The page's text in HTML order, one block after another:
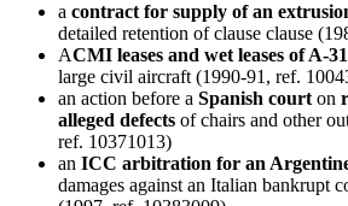
a contract for supply of an
detailed retention of clause clause
ACMI leases and wet leases of A-
large civil aircraft (1990-91, ref.
an action before a Spanish courton
alleged defects of chairs and other
ref. 10371013)
an ICC arbitration for an
damages against an Italian bankrupt